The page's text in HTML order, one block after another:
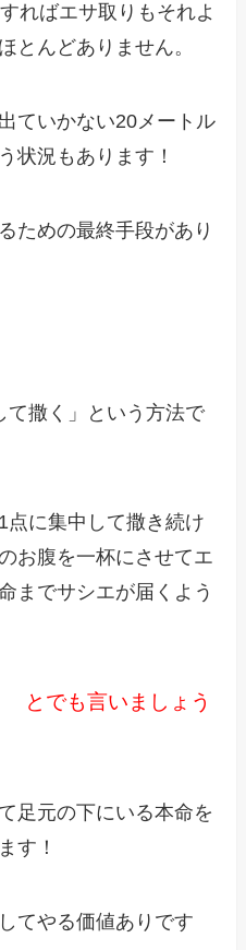
ればエサ取りもそれよ
とんどありません。
ていかない20メートル
状況もあります！
ための最終手段があり
撒く」という方法で
に集中して撒き続け
お腹を一杯にさせてエ
までサシエが届くよう
とでも言いましょう
足元の下にいる本命を
ます！
てやる価値ありです